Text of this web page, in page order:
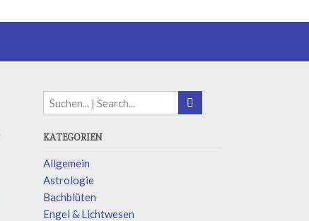
KATEGORIEN
Allgemein
Astrologie
Bachblüten
Engel & Lichtwesen